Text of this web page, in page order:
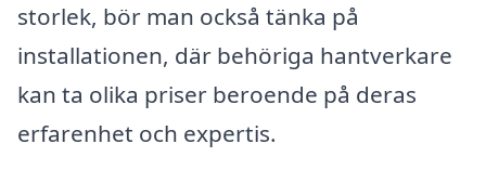
storlek, bör man också tänka på
installationen, där behöriga hantverkare
kan ta olika priser beroende på deras
erfarenhet och expertis.